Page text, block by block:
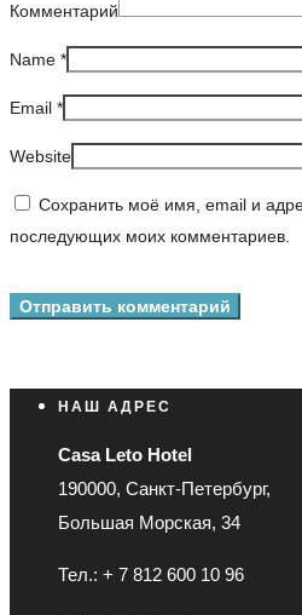
Комментарий
Name *
Email *
Website
Сохранить моё имя, email и
последующих моих комментариев.
НАШ АДРЕС
Casa Leto Hotel
190000, Санкт-Петербург,
Большая Морская, 34
Тел.: + 7 812 600 10 96